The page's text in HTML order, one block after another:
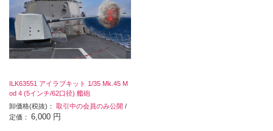
ILK63551 アイラブキット 1/35 Mk.45 M
od 4 (5インチ/62口径) 艦砲
卸価格(税抜)： 取引中の会員のみ公開 /
定価： 6,000 円